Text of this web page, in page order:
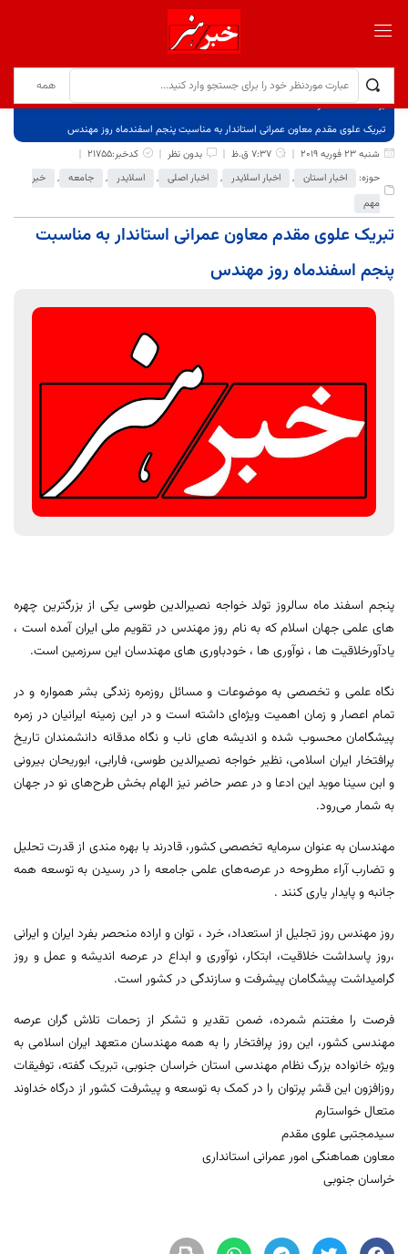
برگ نخست
نوشته‌ها
تبریک علوی مقدم معاون عمرانی استاندار به مناسبت پنجم اسفندماه روز مهندس
شنبه 23 فوریه 2019
7:37 ق.ظ بدون نظر
کدخبر:21755
حوزه:
اخبار استان , اخبار اسلایدر , اخبار اصلی , اسلایدر , جامعه ,
خبر
مهم
تبریک علوی مقدم معاون عمرانی استاندار به مناسبت
پنجم اسفندماه روز مهندس
پنجم اسفند ماه سالروز تولد خواجه نصیرالدین طوسی یکی از بزرگترین چهره
های علمی جهان اسلام که به نام روز مهندس در تقویم ملی ایران آمده است ،
یادآورخلاقیت ها ، نوآوری ها ، خودباوری های مهندسان این سرزمین است.
نگاه علمی و تخصصی به موضوعات و مسائل روزمره زندگی بشر همواره و در
تمام اعصار و زمان اهمیت ویژه‌ای داشته است و در این زمینه ایرانیان در زمره
پیشگامان محسوب شده و اندیشه های ناب و نگاه مدقانه دانشمندان تاریخ
پرافتخار ایران اسلامی، نظیر خواجه نصیرالدین طوسی، فارابی، ابوریحان بیرونی
و ابن سینا موید این ادعا و در عصر حاضر نیز الهام بخش طرح‌های نو در جهان
به شمار می‌رود.
مهندسان به عنوان سرمایه تخصصی کشور، قادرند با بهره مندی از قدرت تحلیل
و تضارب آراء مطروحه در عرصه‌های علمی جامعه را در رسیدن به توسعه همه
جانبه و پایدار یاری کنند .
روز مهندس روز تجلیل از استعداد، خرد ، توان و اراده منحصر بفرد ایران و ایرانی
،روز پاسداشت خلاقیت، ابتکار، نوآوری و ابداع در عرصه اندیشه و عمل و روز
گرامیداشت پیشگامان پیشرفت و سازندگی در کشور است.
فرصت را مغتنم شمرده، ضمن تقدیر و تشکر از زحمات تلاش گران عرصه
مهندسی کشور، این روز پرافتخار را به همه مهندسان متعهد ایران اسلامی به
ویژه خانواده بزرگ نظام مهندسی استان خراسان جنوبی، تبریک گفته، توفیقات
روزافزون این قشر پرتوان را در کمک به توسعه و پیشرفت کشور از درگاه خداوند
متعال خواستارم
سیدمجتبی علوی مقدم
معاون هماهنگی امور عمرانی استانداری
خراسان جنوبی